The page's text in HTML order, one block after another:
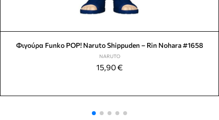
Φιγούρα Funko POP! Naruto Shippuden – Rin Nohara #1658
NARUTO
15,90€